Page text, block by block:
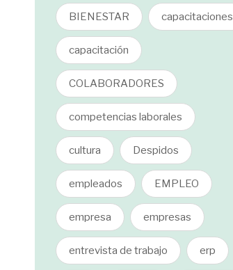
BIENESTAR capacitaciones
capacitación
COLABORADORES
competencias laborales
cultura Despidos
empleados EMPLEO
empresa empresas
entrevista de trabajo erp